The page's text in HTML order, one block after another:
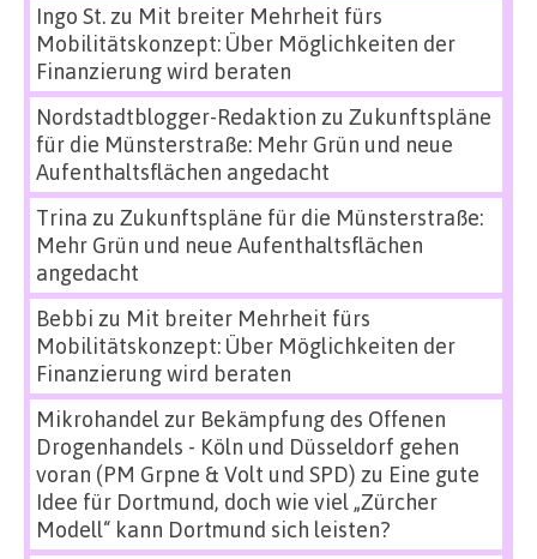
Ingo St.zu Mit breiter Mehrheit fürs
Mobilitätskonzept: Über Möglichkeiten der
Finanzierung wird beraten
Nordstadtblogger-Redaktion zu Zukunftspläne
für die Münsterstraße: Mehr Grün und neue
Aufenthaltsflächen angedacht
Trina zu Zukunftspläne für die Münsterstraße:
Mehr Grün und neue Aufenthaltsflächen
angedacht
Bebbi zu Mit breiter Mehrheit fürs
Mobilitätskonzept: Über Möglichkeiten der
Finanzierung wird beraten
Mikrohandel zur Bekämpfung des Offenen
Drogenhandels - Köln und Düsseldorf gehen
voran (PM Grpne & Volt und SPD) zu Eine gute
Idee für Dortmund, doch wie viel „Zürcher
Modell“ kann Dortmund sich leisten?